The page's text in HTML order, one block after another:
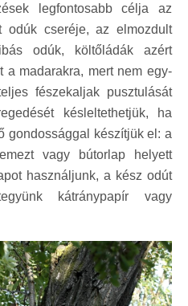
legfontosabb célja az
odúk cseréje, az elmozdult
odúk, költőládák azért
a madarakra, mert nem egy-
fészekaljak pusztulását
késleltethetjük, ha
gondossággal készítjük el: a
vagy bútorlap helyett
használjunk, a kész odút
kátránypapír vagy